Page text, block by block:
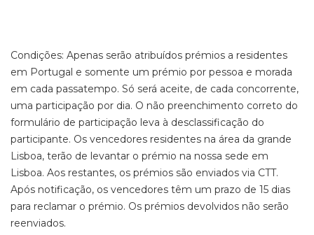
Condições: Apenas serão atribuídos prémios a residentes
em Portugal e somente um prémio por pessoa e morada
em cada passatempo. Só será aceite, de cada concorrente,
uma participação por dia. O não preenchimento correto do
formulário de participação leva à desclassificação do
participante. Os vencedores residentes na área da grande
Lisboa, terão de levantar o prémio na nossa sede em
Lisboa. Aos restantes, os prémios são enviados via CTT.
Após notificação, os vencedores têm um prazo de 15 dias
para reclamar o prémio. Os prémios devolvidos não serão
reenviados.